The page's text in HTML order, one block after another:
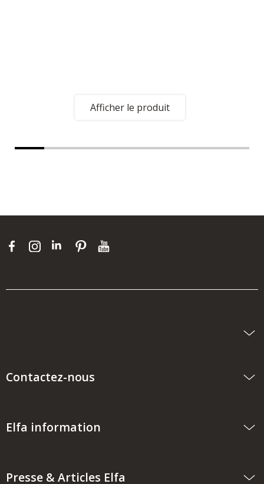
Afficher le produit
Contactez-nous
Elfa information
Presse & Articles Elfa